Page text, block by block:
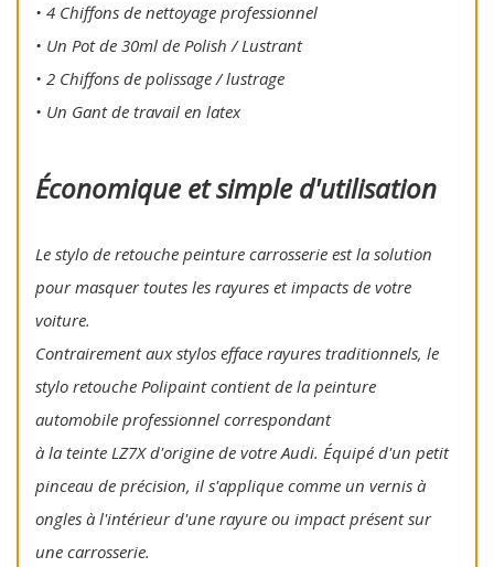
• 4 Chiffons de nettoyage professionnel
• Un Pot de 30ml de Polish / Lustrant
• 2 Chiffons de polissage / lustrage
• Un Gant de travail en latex
Économique et simple d'utilisation
Le stylo de retouche peinture carrosserie est la solution
pour masquer toutes les rayures et impacts de votre
voiture.
Contrairement aux stylos efface rayures traditionnels, le
stylo retouche Polipaint contient de la peinture
automobile professionnel correspondant
à la teinte LZ7X d'origine de votre Audi. Équipé d'un petit
pinceau de précision, il s'applique comme un vernis à
ongles à l'intérieur d'une rayure ou impact présent sur
une carrosserie.